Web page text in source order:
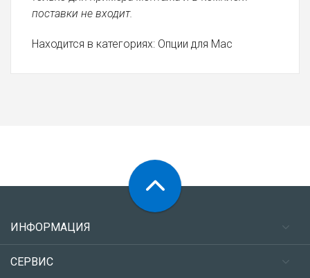
поставки не входит.
Находится в категориях: Опции для Mac
ИНФОРМАЦИЯ
СЕРВИС